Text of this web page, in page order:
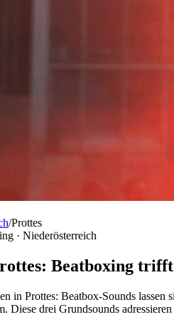
/Prottes
· Niederösterreich
Beatboxing
in Prottes: Beatbox-Sounds
Diese drei Grundsounds